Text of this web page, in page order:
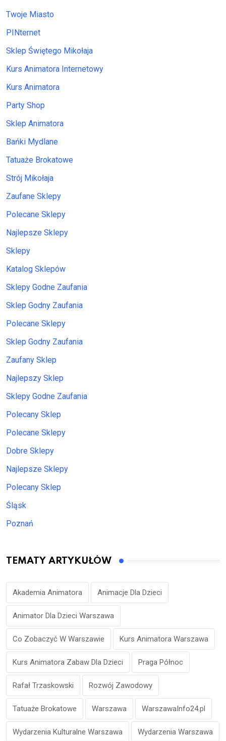
Twoje Miasto
PINternet
Sklep Świętego Mikołaja
Kurs Animatora Internetowy
Kurs Animatora
Party Shop
Sklep Animatora
Bańki Mydlane
Tatuaże Brokatowe
Strój Mikołaja
Zaufane Sklepy
Polecane Sklepy
Najlepsze Sklepy
Sklepy
Katalog Sklepów
Sklepy Godne Zaufania
Sklep Godny Zaufania
Polecane Sklepy
Sklep Godny Zaufania
Zaufany Sklep
Najlepszy Sklep
Sklepy Godne Zaufania
Polecany Sklep
Polecane Sklepy
Dobre Sklepy
Najlepsze Sklepy
Polecany Sklep
Śląsk
Poznań
TEMATY ARTYKUŁÓW
Akademia Animatora Animacje Dla Dzieci
Animator Dla Dzieci Warszawa
Co Zobaczyć W Warszawie Kurs Animatora Warszawa
Kurs Animatora Zabaw Dla Dzieci Praga Północ
Rafał Trzaskowski Rozwój Zawodowy
Tatuaże Brokatowe Warszawa WarszawaInfo24.pl
Wydarzenia Kulturalne Warszawa Wydarzenia Warszawa